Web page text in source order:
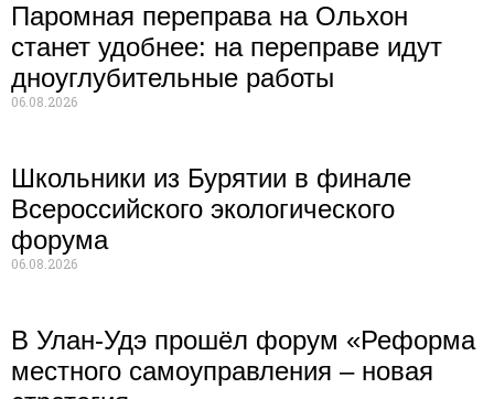
Паромная переправа на Ольхон
станет удобнее: на переправе идут
дноуглубительные работы
06.08.2026
Школьники из Бурятии в финале
Всероссийского экологического
форума
06.08.2026
В Улан-Удэ прошёл форум «Реформа
местного самоуправления – новая